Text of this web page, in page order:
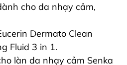
cho da nhạy cảm,
Dermato Clean
Fluid 3 in 1.
làn da nhạy cảm Senka